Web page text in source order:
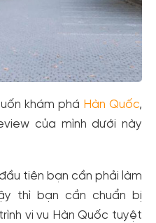
khám phá Hàn Quốc,
của mình dưới này
tiên bạn cần phải làm
thì bạn cần chuẩn bị
vi vu Hàn Quốc tuyệt